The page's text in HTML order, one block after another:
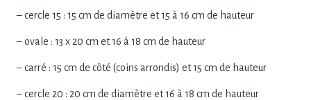
– cercle 15 : 15 cm de diamètre et 15 à 16 cm de hauteur
– ovale : 13 x 20 cm et 16 à 18 cm de hauteur
– carré : 15 cm de côté (coins arrondis) et 15 cm de hauteur
– cercle 20 : 20 cm de diamètre et 16 à 18 cm de hauteur